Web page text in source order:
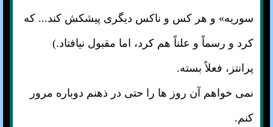
سوریه» و هر کس و ناکس دیگری پیشکش کند... که
کرد و رسماً و علناً هم کرد، اما مقبول نیافتاد.)
پرانتز، فعلاً بسته.
نمی خواهم آن روز ها را حتی در ذهنم دوباره مرور
کنم.